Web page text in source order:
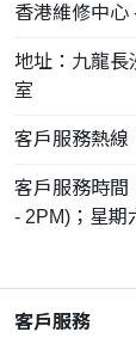
香港維修中心
地址：九龍長
室
客戶服務熱線
客戶服務時間
- 2PM)；星期
客戶服務